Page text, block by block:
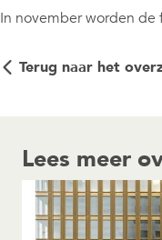
In november worden
Terug naar het
Lees meer